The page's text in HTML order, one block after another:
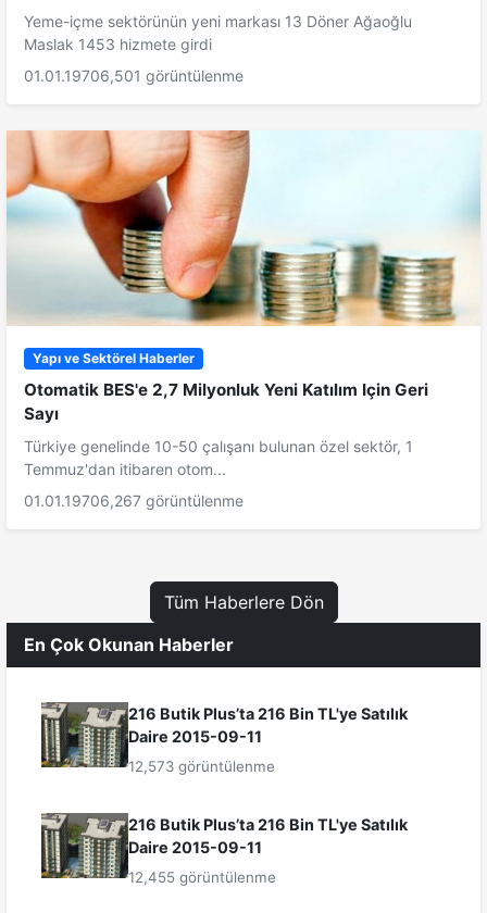
Yeme-içme sektörünün yeni markası 13 Döner Ağaoğlu
Maslak 1453 hizmete girdi
01.01.19706,501 görüntülenme
Yapı ve Sektörel Haberler
Otomatik BES'e 2,7 Milyonluk Yeni Katılım Için Geri
Sayı
Türkiye genelinde 10-50 çalışanı bulunan özel sektör, 1
Temmuz'dan itibaren otom...
01.01.19706,267 görüntülenme
Tüm Haberlere Dön
En Çok Okunan Haberler
216 Butik Plus’ta 216 Bin TL'ye Satılık
Daire 2015-09-11
12,573 görüntülenme
216 Butik Plus’ta 216 Bin TL'ye Satılık
Daire 2015-09-11
12,455 görüntülenme